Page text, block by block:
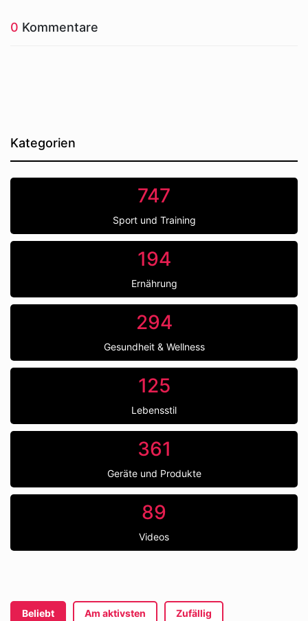
0 Kommentare
Kategorien
747
Sport und Training
194
Ernährung
294
Gesundheit & Wellness
125
Lebensstil
361
Geräte und Produkte
89
Videos
Beliebt Am aktivsten Zufällig